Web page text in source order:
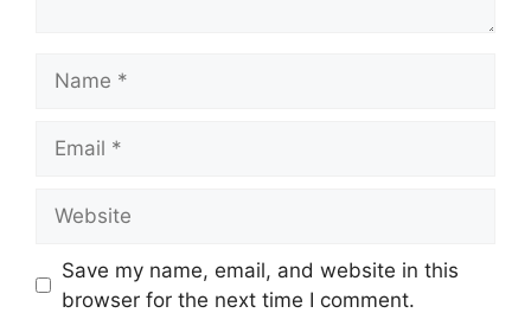
Save my name, email, and website in this
browser for the next time I comment.